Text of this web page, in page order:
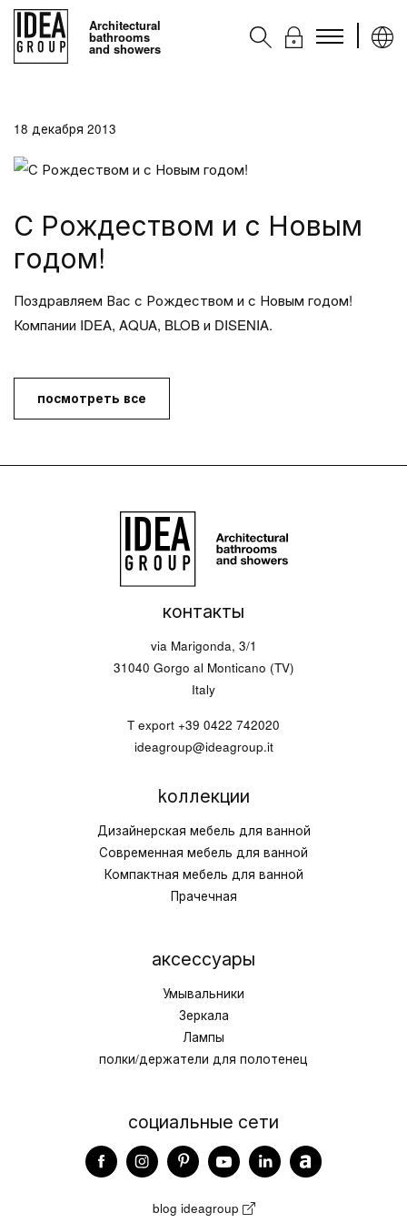
Architectural
bathrooms
and showers
Услуги
Ideagroup
18 декабря 2013
С Рождеством и с Новым
годом!
Поздравляем Вас с Рождеством и с Новым годом!
Компании IDEA, AQUA, BLOB и DISENIA.
посмотреть все
контакты
via Marigonda, 3/1
31040 Gorgo al Monticano (TV)
Italy
T export +39 0422 742020
ideagroup@ideagroup.it
kоллекции
Дизайнерская мебель для ванной
Современная мебель для ванной
Компактная мебель для ванной
Прачечная
аксессуары
Умывальники
Зеркала
Лампы
полки/держатели для полотенец
социальные сети
blog ideagroup